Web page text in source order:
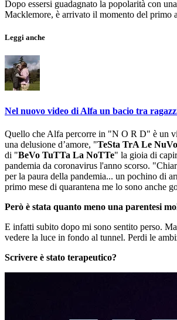
Dopo essersi guadagnato la popolarità con
Macklemore, è arrivato il momento del primo
Leggi anche
Nel nuovo video di Alfa un bacio tra
Quello che Alfa percorre in "N O R D" è un
una delusione d’amore, "TeSta TrA Le
di "BeVo TuTTa La NoTTe" la gioia di
pandemia da coronavirus l'anno scorso.
per la paura della pandemia... un pochino di
primo mese di quarantena me lo sono anche
Però è stata quanto meno una parentesi
E infatti subito dopo mi sono sentito perso.
vedere la luce in fondo al tunnel. Perdi le
Scrivere è stato terapeutico?